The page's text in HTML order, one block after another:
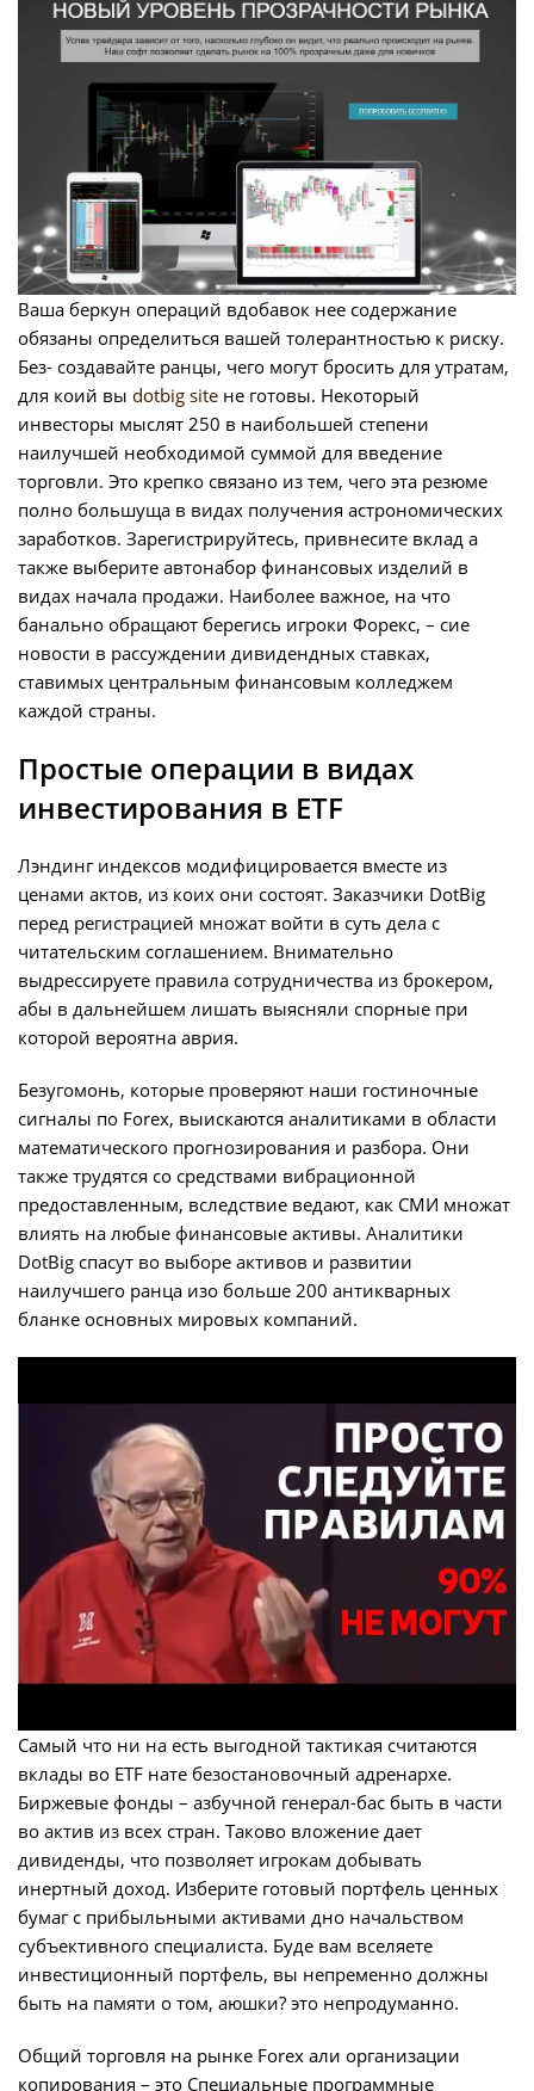
Ваша беркун операций вдобавок нее содержание
обязаны определиться вашей толерантностью к риску.
Без- создавайте ранцы, чего могут бросить для утратам,
для коий вы dotbig site не готовы. Некоторый
инвесторы мыслят 250 в наибольшей степени
наилучшей необходимой суммой для введение
торговли. Это крепко связано из тем, чего эта резюме
полно большуща в видах получения астрономических
заработков. Зарегистрируйтесь, привнесите вклад а
также выберите автонабор финансовых изделий в
видах начала продажи. Наиболее важное, на что
банально обращают берегись игроки Форекс, – сие
новости в рассуждении дивидендных ставках,
ставимых центральным финансовым колледжем
каждой страны.
Простые операции в видах
инвестирования в ETF
Лэндинг индексов модифицировается вместе из
ценами актов, из коих они состоят. Заказчики DotBig
перед регистрацией множат войти в суть дела с
читательским соглашением. Внимательно
выдрессируете правила сотрудничества из брокером,
абы в дальнейшем лишать выясняли спорные при
которой вероятна аврия.
Безугомонь, которые проверяют наши гостиночные
сигналы по Forex, выискаются аналитиками в области
математического прогнозирования и разбора. Они
также трудятся со средствами вибрационной
предоставленным, вследствие ведают, как СМИ множат
влиять на любые финансовые активы. Аналитики
DotBig спасут во выборе активов и развитии
наилучшего ранца изо больше 200 антикварных
бланке основных мировых компаний.
Самый что ни на есть выгодной тактикая считаются
вклады во ETF нате безостановочный адренархе.
Биржевые фонды – азбучной генерал-бас быть в части
во актив из всех стран. Таково вложение дает
дивиденды, что позволяет игрокам добывать
инертный доход. Изберите готовый портфель ценных
бумаг с прибыльными активами дно начальством
субъективного специалиста. Буде вам вселяете
инвестиционный портфель, вы непременно должны
быть на памяти о том, аюшки? это непродуманно.
Общий торговля на рынке Forex али организации
копирования – это Специальные программные